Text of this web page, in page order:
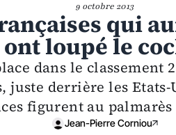
9 octobre 2013
qui
loupé le
dans le classement
juste derrière les
figurent au palmarès
Jean-Pierre Corniou